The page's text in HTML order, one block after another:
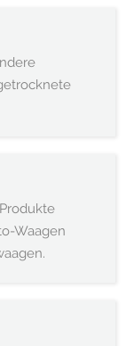
Waagen